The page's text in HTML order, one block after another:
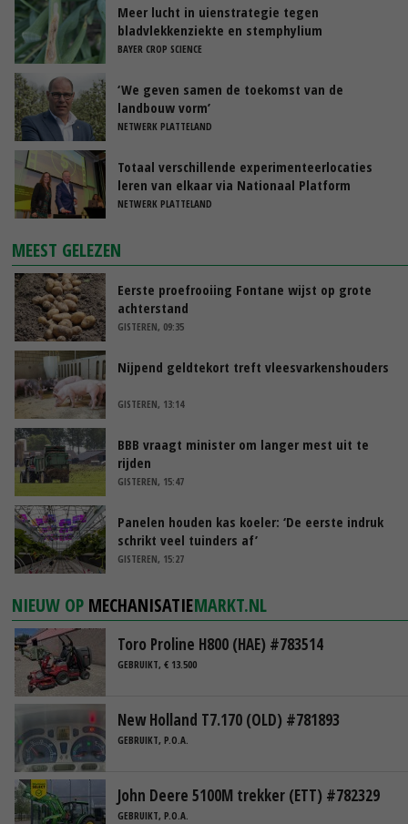
Meer lucht in uienstrategie tegen
bladvlekkenziekte en stemphylium
BAYER CROP SCIENCE
‘We geven samen de toekomst van de
landbouw vorm’
NETWERK PLATTELAND
Totaal verschillende experimenteerlocaties
leren van elkaar via Nationaal Platform
NETWERK PLATTELAND
MEEST GELEZEN
Eerste proefrooiing Fontane wijst op grote
achterstand
GISTEREN, 09:35
Nijpend geldtekort treft vleesvarkenshouders
GISTEREN, 13:14
BBB vraagt minister om langer mest uit te
rijden
GISTEREN, 15:47
Panelen houden kas koeler: ‘De eerste indruk
schrikt veel tuinders af’
GISTEREN, 15:27
NIEUW OP MECHANISATIEMARKT.NL
Toro Proline H800 (HAE) #783514
GEBRUIKT, € 13.500
New Holland T7.170 (OLD) #781893
GEBRUIKT, P.O.A.
John Deere 5100M trekker (ETT) #782329
GEBRUIKT, P.O.A.